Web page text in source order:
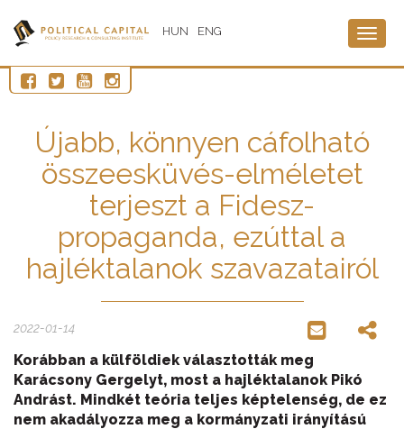
HUN ENG
Újabb, könnyen cáfolható
összeesküvés-elméletet
terjeszt a Fidesz-
propaganda, ezúttal a
hajléktalanok szavazatairól
2022-01-14
Korábban a külföldiek választották meg
Karácsony Gergelyt, most a hajléktalanok Pikó
Andrást. Mindkét teória teljes képtelenség, de ez
nem akadályozza meg a kormányzati irányítású